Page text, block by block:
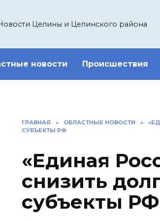
Целины и Целинского района
новости Происшествия
ГЛАВНАЯ » ОБЛАСТНЫЕ НОВОСТИ »
СУБЪЕКТЫ РФ
«Единая
снизить
субъекты РФ